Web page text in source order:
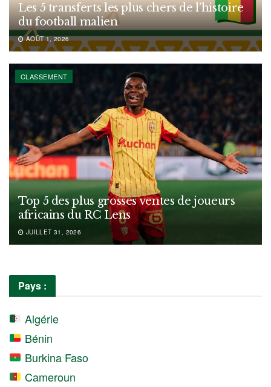
Les 5 transferts les plus chers de l’histoire
du football malien
AOÛT 1, 2026
CLASSEMENT
Top 5 des plus grosses ventes de joueurs
africains du RC Lens
JUILLET 31, 2026
Pays :
Algérie
Bénin
Burkina Faso
Cameroun